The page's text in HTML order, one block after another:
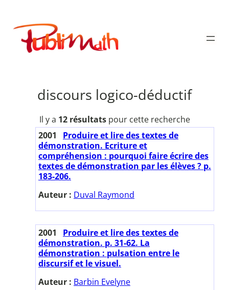
contenu
Publimath
discours logico-déductif
Il y a 12 résultatspour cette recherche
2001
Produire et lire des textes de
démonstration. Ecriture et
compréhension : pourquoi faire écrire des
textes de démonstration par les élèves ? p.
183-206.
Auteur : Duval Raymond
2001
Produire et lire des textes de
démonstration. p. 31-62. La
démonstration : pulsation entre le
discursif et le visuel.
Auteur : Barbin Evelyne